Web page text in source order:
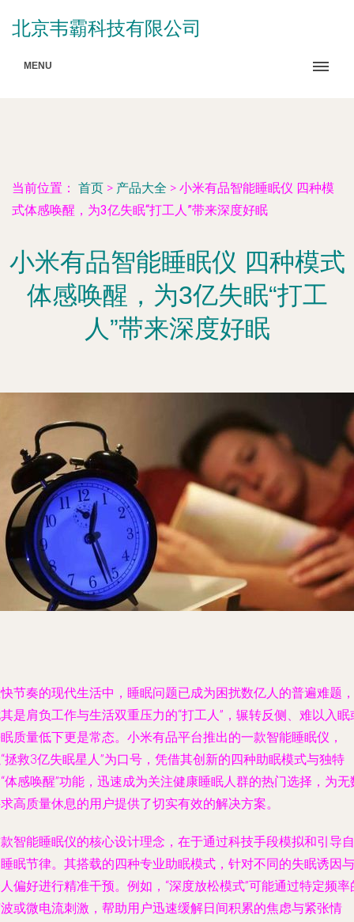
北京韦霸科技有限公司
MENU
当前位置： 首页 > 产品大全 > 小米有品智能睡眠仪 四种模
式体感唤醒，为3亿失眠“打工人”带来深度好眠
小米有品智能睡眠仪 四种模式
体感唤醒，为3亿失眠“打工
人”带来深度好眠
节奏的现代生活中，睡眠问题已成为困扰数亿人的普遍难题，
是肩负工作与生活双重压力的“打工人”，辗转反侧、难以入眠
质量低下更是常态。小米有品平台推出的一款智能睡眠仪，
拯救3亿失眠星人”为口号，凭借其创新的四种助眠模式与独特
体感唤醒”功能，迅速成为关注健康睡眠人群的热门选择，为无
高质量休息的用户提供了切实有效的解决方案。
智能睡眠仪的核心设计理念，在于通过科技手段模拟和引导自
眠节律。其搭载的四种专业助眠模式，针对不同的失眠诱因与
偏好进行精准干预。例如，“深度放松模式”可能通过特定频率
或微电流刺激，帮助用户迅速缓解日间积累的焦虑与紧张情